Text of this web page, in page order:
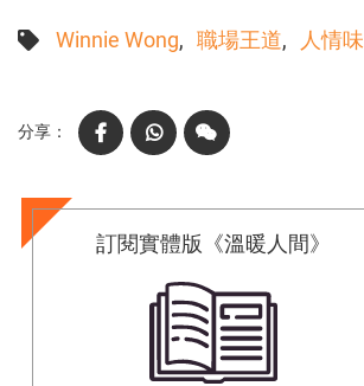
Winnie Wong 職場王道 人情味
FacebookWhatsAppWeChat
訂閱實體版《溫暖人間》